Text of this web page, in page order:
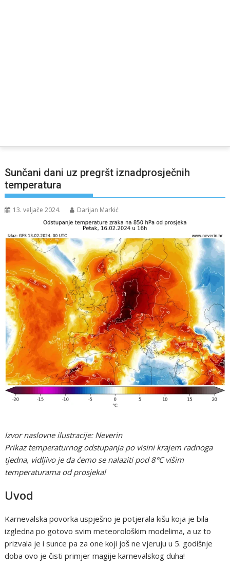
Sunčani dani uz pregršt iznadprosječnih
temperatura
13. veljače 2024. Darijan Markić
Izvor naslovne ilustracije: Neverin
Prikaz temperaturnog odstupanja po visini krajem radnoga
tjedna, vidljivo je da ćemo se nalaziti pod 8°C višim
temperaturama od prosjeka!
Uvod
Karnevalska povorka uspješno je potjerala kišu koja je bila
izgledna po gotovo svim meteorološkim modelima, a uz to
prizvala je i sunce pa za one koji još ne vjeruju u 5. godišnje
doba ovo je čisti primjer magije karnevalskog duha!